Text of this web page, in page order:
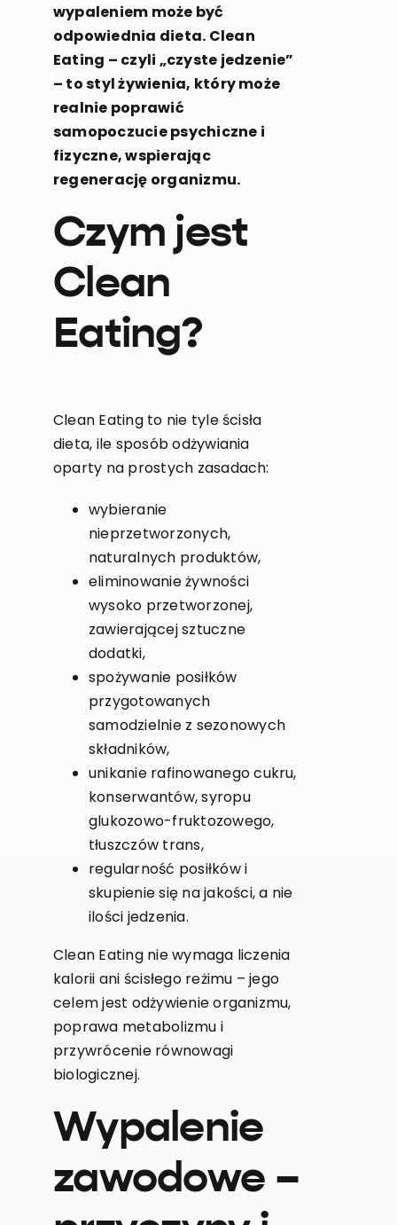
wypaleniem może być
odpowiednia dieta. Clean
Eating – czyli „czyste jedzenie”
– to styl żywienia, który może
realnie poprawić
samopoczucie psychiczne i
fizyczne, wspierając
regenerację organizmu.
Czym jest
Clean
Eating?
Clean Eating to nie tyle ścisła
dieta, ile sposób odżywiania
oparty na prostych zasadach:
wybieranie
nieprzetworzonych,
naturalnych produktów,
eliminowanie żywności
wysoko przetworzonej,
zawierającej sztuczne
dodatki,
spożywanie posiłków
przygotowanych
samodzielnie z sezonowych
składników,
unikanie rafinowanego cukru,
konserwantów, syropu
glukozowo-fruktozowego,
tłuszczów trans,
regularność posiłków i
skupienie się na jakości, a nie
ilości jedzenia.
Clean Eating nie wymaga liczenia
kalorii ani ścisłego reżimu – jego
celem jest odżywienie organizmu,
poprawa metabolizmu i
przywrócenie równowagi
biologicznej.
Wypalenie
zawodowe –